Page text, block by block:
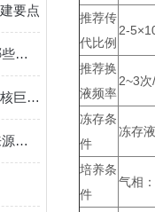
要点
BV2 （小鼠小胶质细胞）有哪些实际科研应用？
微观卫士，生命之盾：小鼠单核巨噬细胞的免疫使命
BV2 （小鼠小胶质细胞）的来源和功能
推荐传
代比例
2-
推荐换
液频率
2~3次
冻存条
件
冻存
培养条
件
气相